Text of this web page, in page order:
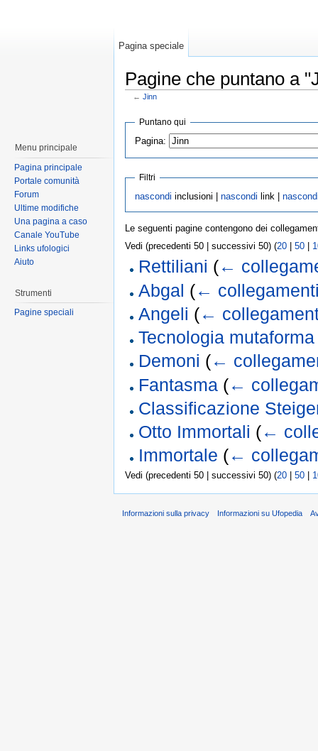
Pagine che puntano a
← Jinn
Puntano qui
Pagina:
Filtri
nascondi inclusioni | nascondi link |
Le seguenti pagine contengono dei
Vedi (precedenti 50 | successivi 50) (20 50
Rettiliani (←
Abgal (←
Angeli (←
Tecnologia mutaforma
Demoni (←
Fantasma (←
Classificazione
Otto Immortali (←
Immortale (←
Vedi (precedenti 50 | successivi 50) (20 | 50 |
Pagina speciale
Menu principale
Pagina principale
Portale comunità
Forum
Ultime modifiche
Una pagina a caso
Canale YouTube
Links ufologici
Aiuto
Strumenti
Pagine speciali
Informazioni sulla privacy Informazioni su Ufopedia